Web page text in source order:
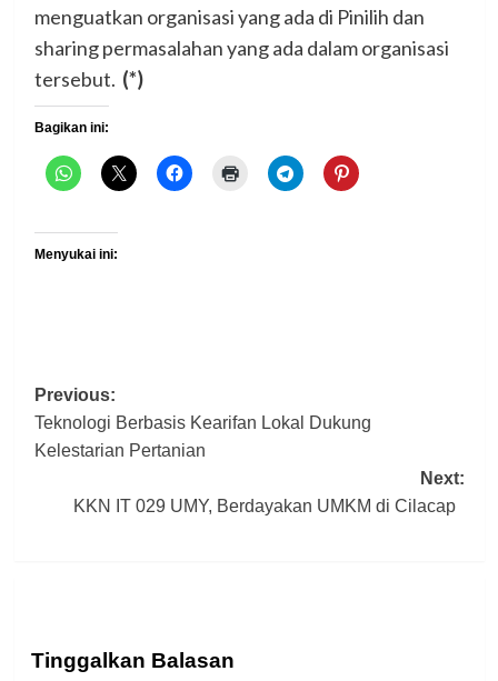
menguatkan organisasi yang ada di Pinilih dan
sharing permasalahan yang ada dalam organisasi
tersebut. (*)
Bagikan ini:
Menyukai ini:
Post
navigation
Previous:
Teknologi Berbasis Kearifan Lokal Dukung
Kelestarian Pertanian
Next:
KKN IT 029 UMY, Berdayakan UMKM di Cilacap
Tinggalkan Balasan